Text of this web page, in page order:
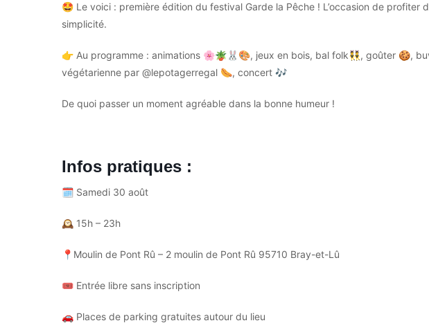
🤩 Le voici : première édition du festival Garde la Pêche ! L’occasion de profiter
simplicité.
👉 Au programme : animations 🌸🪴🐰🎨, jeux en bois, bal folk👯, goûter 🍪,
végétarienne par @lepotagerregal 🌭, concert 🎶
De quoi passer un moment agréable dans la bonne humeur !
Infos pratiques :
🗓 Samedi 30 août
🕰 15h – 23h
📍 Moulin de Pont Rû – 2 moulin de Pont Rû 95710 Bray-et-Lû
🎟 Entrée libre sans inscription
🚗 Places de parking gratuites autour du lieu